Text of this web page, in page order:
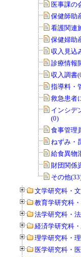
医事課の
保健師助
看護関連
保健婦助
収入見込
診療情報
収入調書
指導料・
救急患者
インシデ
(0)
食事管理
ねずみ・
給食異物
財団関係
その他
文学研究科・
教育学研究科
法学研究科・
経済学研究科
理学研究科・
医学研究科・